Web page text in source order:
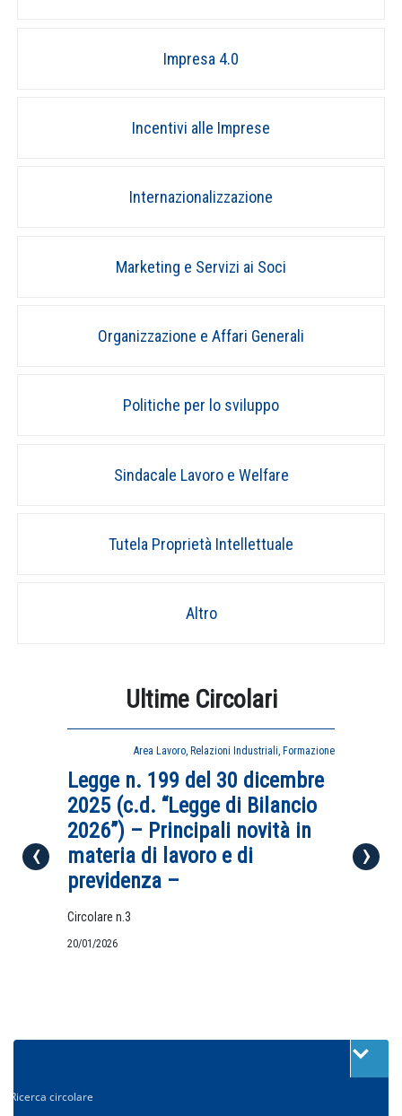
Impresa 4.0
Incentivi alle Imprese
Internazionalizzazione
Marketing e Servizi ai Soci
Organizzazione e Affari Generali
Politiche per lo sviluppo
Sindacale Lavoro e Welfare
Tutela Proprietà Intellettuale
Altro
Ultime Circolari
Area Lavoro, Relazioni Industriali, Formazione
Legge n. 199 del 30 dicembre
2025 (c.d. “Legge di Bilancio
2026”) – Principali novità in
materia di lavoro e di
previdenza –
Circolare n.3
20/01/2026
‹ ›